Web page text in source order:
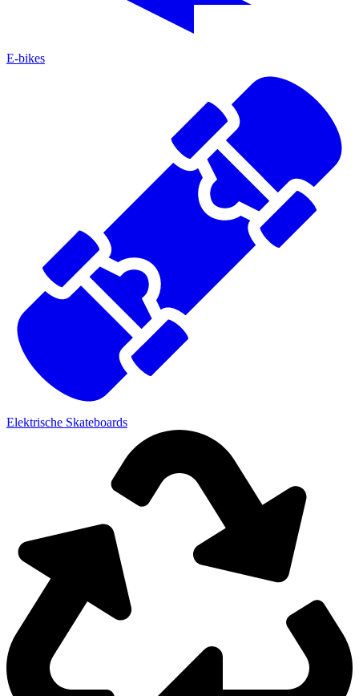
E-bikes
Elektrische Skateboards